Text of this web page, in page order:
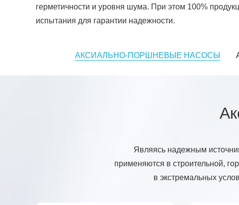
герметичности и уровня шума. При этом 100%
испытания для гарантии надежности.
АКСИАЛЬНО-ПОРШНЕВЫЕ НАСОСЫ
Являясь надежным
применяются в строительной,
в экстремальных